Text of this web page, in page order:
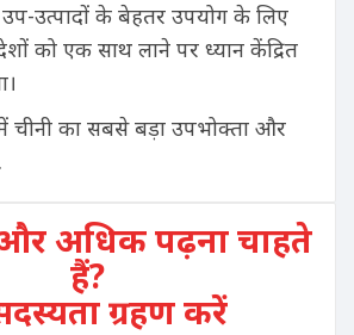
उत्पादों के बेहतर उपयोग के लिए
को एक साथ लाने पर ध्यान केंद्रित
चीनी का सबसे बड़ा उपभोक्ता और
अधिक पढ़ना चाहते
हैं?
ग्रहण करें